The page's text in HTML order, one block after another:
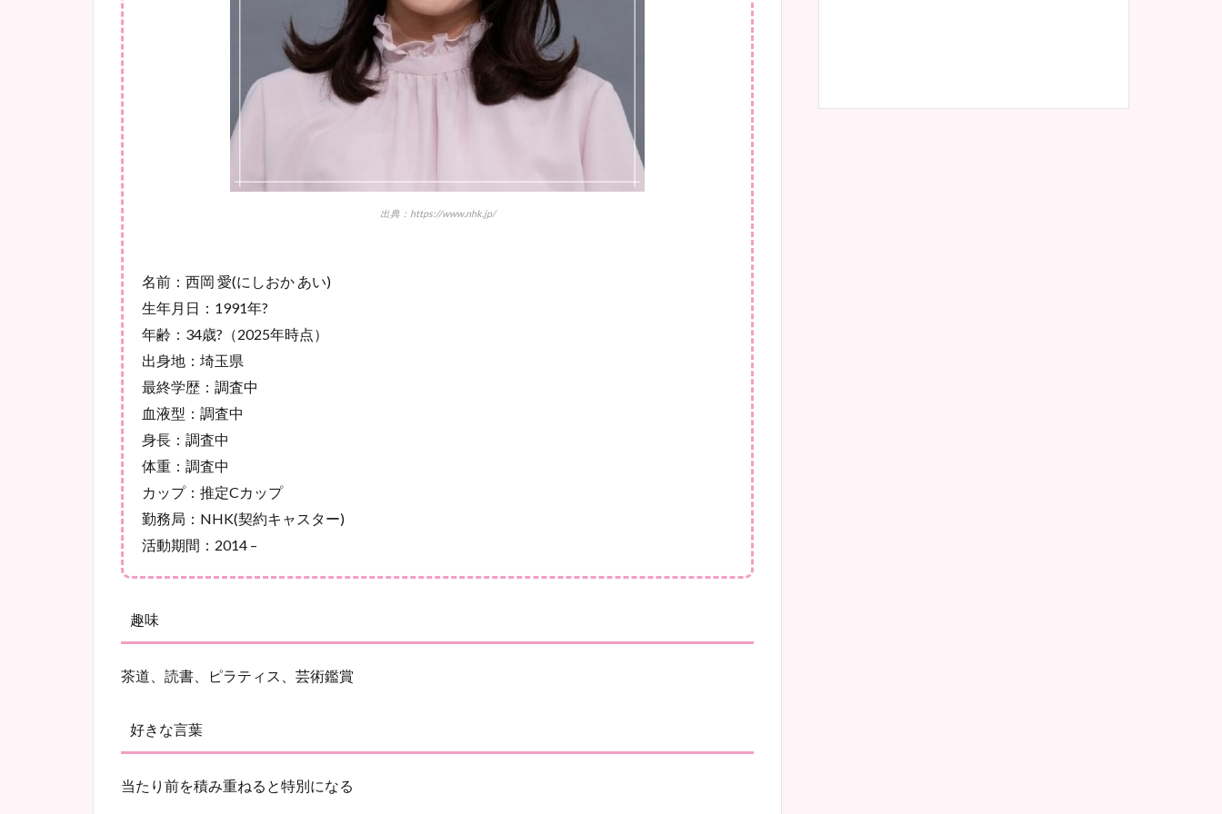
出典：https://www.nhk.jp/
名前：西岡 愛(にしおか あい)
生年月日： 1991年?
年齢： 34歳?（2025年時点）
出身地：埼玉県
最終学歴：調査中
血液型：調査中
身長：調査中
体重：調査中
カップ：推定Cカップ
勤務局： NHK(契約キャスター)
活動期間： 2014 –
趣味
茶道、読書、ピラティス、芸術鑑賞
好きな言葉
当たり前を積み重ねると特別になる